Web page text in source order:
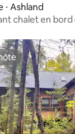
la base de 36
⋅ Ashland
chalet en bord